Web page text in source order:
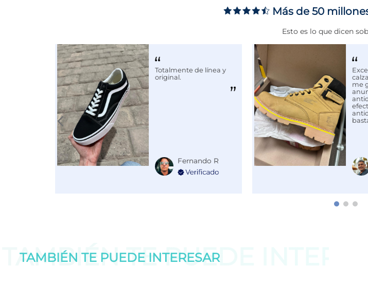
DE 0 A 4 cms
Color
Ver todas las reseñas de este sitio
5estrellas
1
4estrellas
0
3estrellas
2estrellas
1estrella
Ordenar las opiniones
Buenas Calidad y precio.
1
Más de 50
Esto es lo que dicen
Totalmente de línea y
original.
Fernando R
me
TAMBIÉN TE PUEDE
TAMBIÉN TE PUEDE INTERESAR